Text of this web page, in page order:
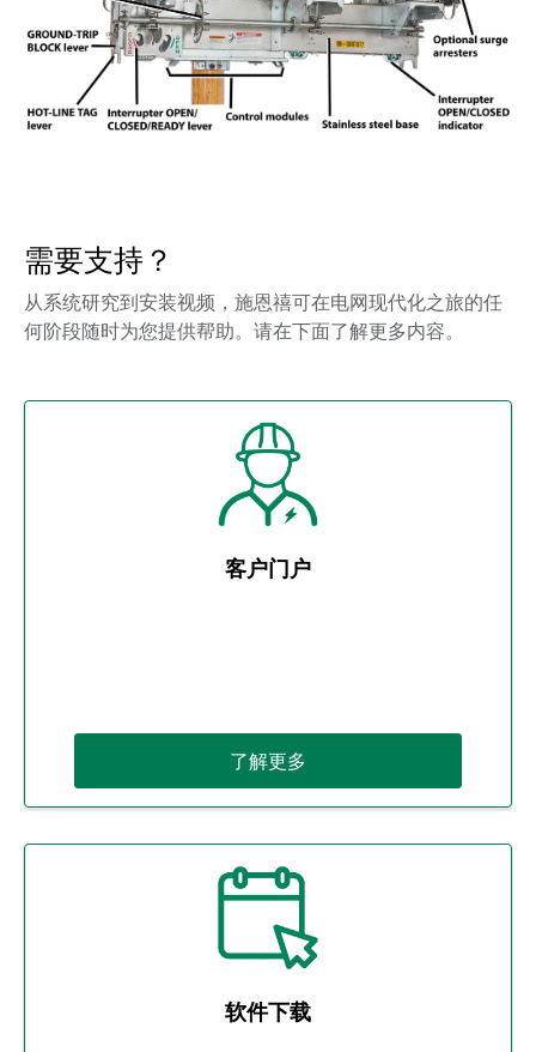
需要支持？
从系统研究到安装视频，施恩禧可在电网现代化之旅的任
何阶段随时为您提供帮助。请在下面了解更多内容。
客户门户
了解更多
软件下载